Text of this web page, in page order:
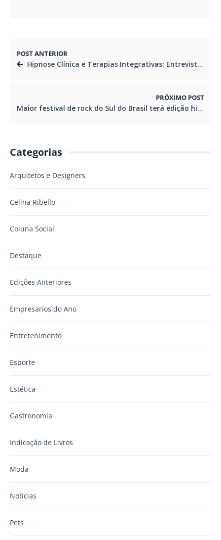
POST ANTERIOR
Hipnose Clínica e Terapias Integrativas: Entrevista com Luiz Xavier
PRÓXIMO POST
Maior festival de rock do Sul do Brasil terá edição histórica em 2025, com mais de 30 atrações
Categorias
Arquitetos e Designers
Celina Ribello
Coluna Social
Destaque
Edições Anteriores
Empresarios do Ano
Entretenimento
Esporte
Estética
Gastronomia
Indicação de Livros
Moda
Notícias
Pets